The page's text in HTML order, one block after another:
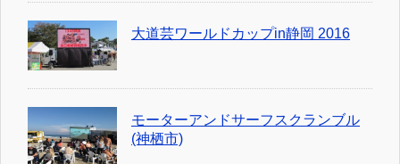
大道芸ワールドカップin静岡 2016
モーターアンドサーフスクランブル
(神栖市)